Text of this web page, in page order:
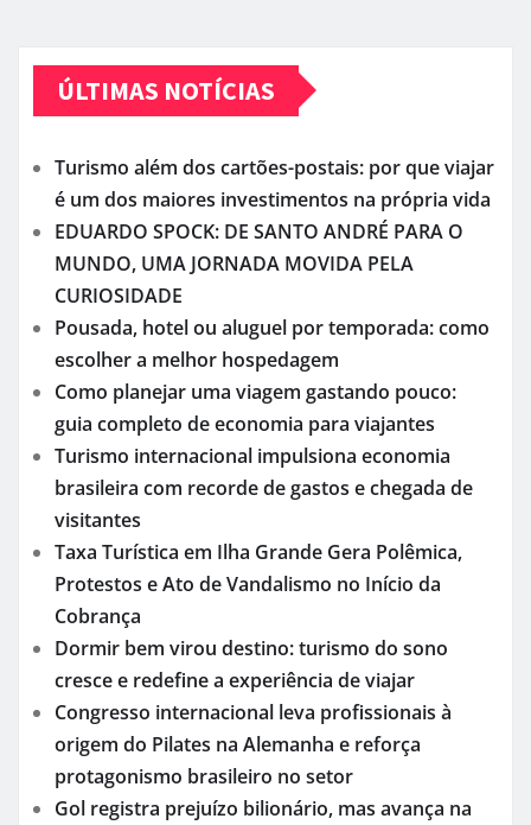
ÚLTIMAS NOTÍCIAS
Turismo além dos cartões-postais: por que viajar
é um dos maiores investimentos na própria vida
EDUARDO SPOCK: DE SANTO ANDRÉ PARA O
MUNDO, UMA JORNADA MOVIDA PELA
CURIOSIDADE
Pousada, hotel ou aluguel por temporada: como
escolher a melhor hospedagem
Como planejar uma viagem gastando pouco:
guia completo de economia para viajantes
Turismo internacional impulsiona economia
brasileira com recorde de gastos e chegada de
visitantes
Taxa Turística em Ilha Grande Gera Polêmica,
Protestos e Ato de Vandalismo no Início da
Cobrança
Dormir bem virou destino: turismo do sono
cresce e redefine a experiência de viajar
Congresso internacional leva profissionais à
origem do Pilates na Alemanha e reforça
protagonismo brasileiro no setor
Gol registra prejuízo bilionário, mas avança na